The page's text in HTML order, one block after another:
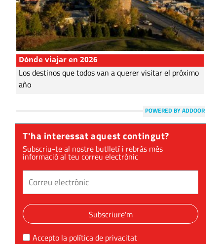
Dónde viajar en 2026
Los destinos que todos van a querer visitar el próximo
año
POWERED BY ADDOOR
T'ha interessat aquest contingut?
Subscriu-te al nostre butlletí i rebràs més
informació al teu correu electrònic
Subscriure'm
Accepto la política de privacitat